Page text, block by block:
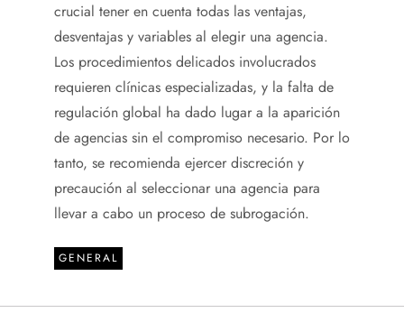
crucial tener en cuenta todas las ventajas,
desventajas y variables al elegir una agencia.
Los procedimientos delicados involucrados
requieren clínicas especializadas, y la falta de
regulación global ha dado lugar a la aparición
de agencias sin el compromiso necesario. Por lo
tanto, se recomienda ejercer discreción y
precaución al seleccionar una agencia para
llevar a cabo un proceso de subrogación.
GENERAL